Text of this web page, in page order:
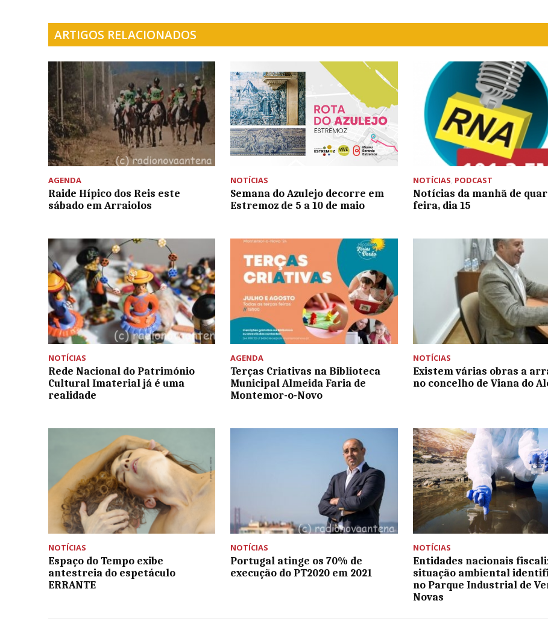
ARTIGOS RELACIONADOS
AGENDA
Raide Hípico dos Reis este
sábado em Arraiolos
NOTÍCIAS
Semana do Azulejo decorre em
Estremoz de 5 a 10 de maio
NOTÍCIAS, PODCAST
Notícias da manhã de
feira, dia 15
NOTÍCIAS
Rede Nacional do Património
Cultural Imaterial já é uma
realidade
AGENDA
Terças Criativas na Biblioteca
Municipal Almeida Faria de
Montemor-o-Novo
NOTÍCIAS
Existem várias obras a
no concelho de Viana do
NOTÍCIAS
Espaço do Tempo exibe
antestreia do espetáculo
ERRANTE
NOTÍCIAS
Portugal atinge os 70% de
execução do PT2020 em 2021
NOTÍCIAS
Entidades nacionais
situação ambiental
no Parque Industrial de
Novas